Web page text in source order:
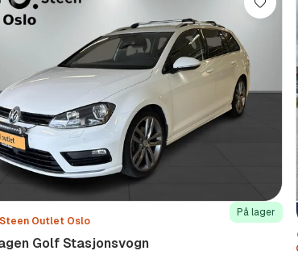
Outlet Oslo
På lager
Golf Stasjonsvogn
Lagre